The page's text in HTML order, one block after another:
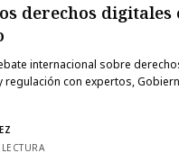
derechos digitales
internacional sobre
con expertos,